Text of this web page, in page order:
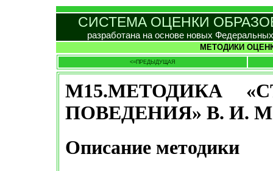
СИСТЕМА ОЦЕНКИ
разработана на основе новых
МЕТОДИКИ
<=ПРЕДЫДУЩАЯ
М15.МЕТОДИКА
ПОВЕДЕНИЯ» В. И.
Описание методики